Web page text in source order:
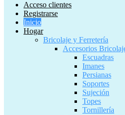
Acceso clientes
Registrarse
Inicio
Hogar
Bricolaje y Ferretería
Accesorios
Escuadras
Imanes
Persianas
Soportes
Sujeción
Topes
Tornillería